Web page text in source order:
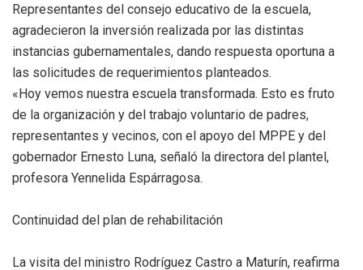
Representantes del consejo educativo de la escuela,
agradecieron la inversión realizada por las distintas
instancias gubernamentales, dando respuesta oportuna a
las solicitudes de requerimientos planteados.
«Hoy vemos nuestra escuela transformada. Esto es fruto
de la organización y del trabajo voluntario de padres,
representantes y vecinos, con el apoyo del MPPE y del
gobernador Ernesto Luna, señaló la directora del plantel,
profesora Yennelida Espárragosa.
Continuidad del plan de rehabilitación
La visita del ministro Rodríguez Castro a Maturín, reafirma